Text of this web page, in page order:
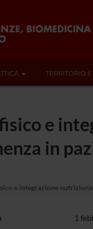
TERRITORIO
e
in
e integrazione
1